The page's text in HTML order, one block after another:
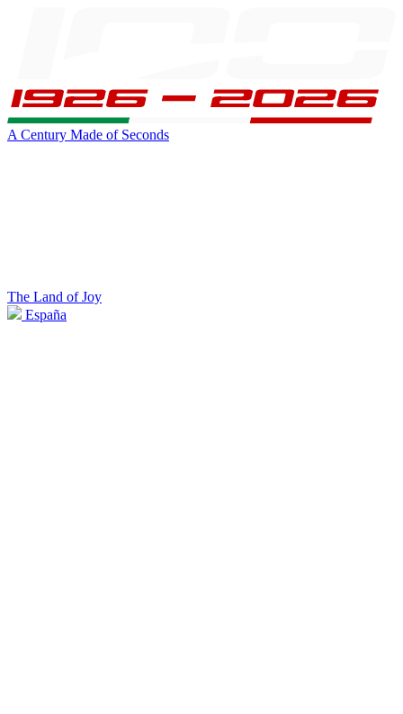
A Century Made of Seconds
The Land of Joy
España